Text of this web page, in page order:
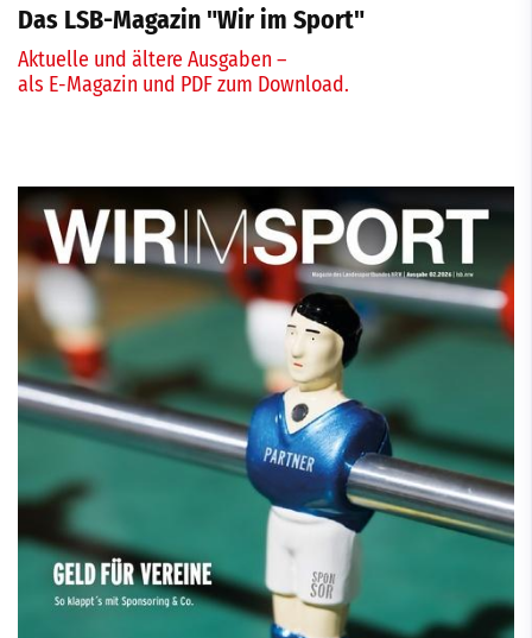
Das LSB-Magazin "Wir im Sport"
Aktuelle und ältere Ausgaben –
als E-Magazin und PDF zum Download.